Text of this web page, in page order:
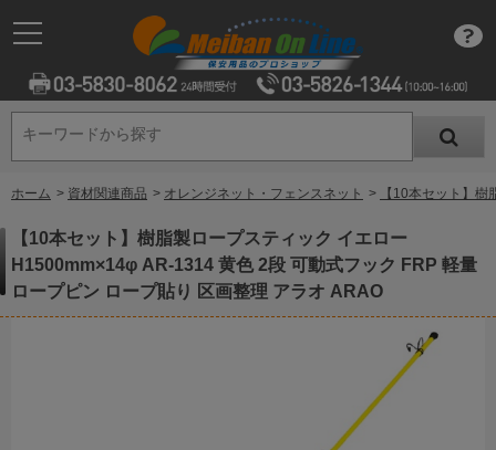
キーワードから探す
キーワードから探す
ホーム > 資材関連商品 > オレンジネット・フェンスネット > 【10本セット】
【10本セット】樹脂製ロープスティック イエロー
H1500mm×14φ AR-1314 黄色 2段 可動式フック FRP 軽量
ロープピン ロープ貼り 区画整理 アラオ ARAO